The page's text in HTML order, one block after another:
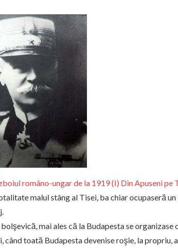
româno-ungar de la 1919 (I) Din Apuseni pe
malul stâng al Tisei, ba chiar ocupaseră un
mai ales că la Budapesta se organizase
toată Budapesta devenise roşie, la propriu,